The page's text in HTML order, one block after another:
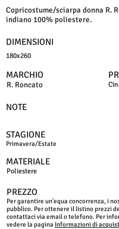
Copricostume/sciarpa donna R.
indiano 100% poliestere.
DIMENSIONI
180x260
MARCHIO
R. Roncato
NOTE
STAGIONE
Primavera/Estate
MATERIALE
Poliestere
PREZZO
Per garantire un'equa concorrenza, i
pubblico. Per ottenere il listino prezzi
contattaci via email o telefono. Per
vedere la pagina Informazioni di